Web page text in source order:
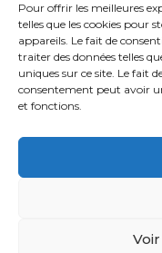
Pour offrir les meilleures
telles que les cookies pour
appareils. Le fait de
traiter des données telles
uniques sur ce site. Le fait
consentement peut avoir
et fonctions.
vers
la
tranquillité
d’esprit
défi